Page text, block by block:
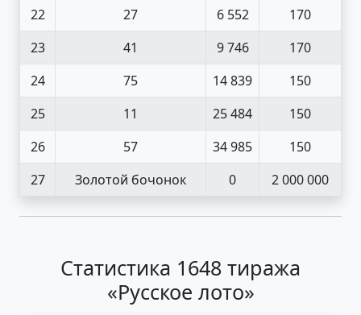
22
27 6 552
170
23
41 9 746
170
24
75 14 839
150
25
11 25 484
150
26
57 34 985
150
27
Золотой бочонок 0 2 000 000
Статистика 1648 тиража
«Русское лото»